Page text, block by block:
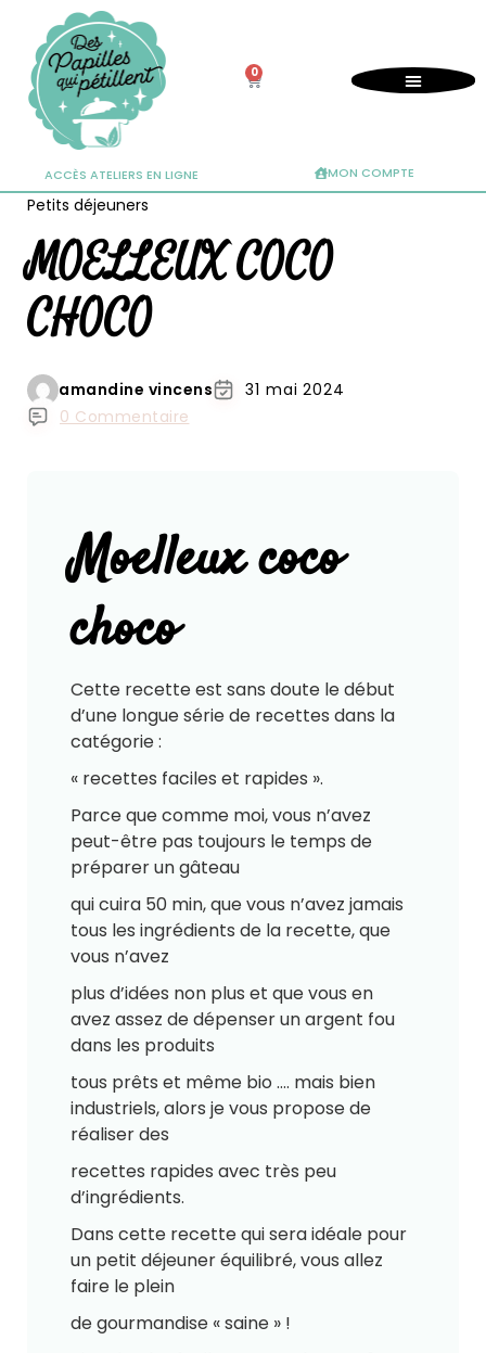
0
ACCÈS ATELIERS EN LIGNE MON COMPTE
Petits déjeuners
MOELLEUX COCO
CHOCO
amandine vincens
31 mai 2024
0 Commentaire
Moelleux coco
choco
Cette recette est sans doute le début
d’une longue série de recettes dans la
catégorie :
« recettes faciles et rapides ».
Parce que comme moi, vous n’avez
peut-être pas toujours le temps de
préparer un gâteau
qui cuira 50 min, que vous n’avez jamais
tous les ingrédients de la recette, que
vous n’avez
plus d’idées non plus et que vous en
avez assez de dépenser un argent fou
dans les produits
tous prêts et même bio …. mais bien
industriels, alors je vous propose de
réaliser des
recettes rapides avec très peu
d’ingrédients.
Dans cette recette qui sera idéale pour
un petit déjeuner équilibré, vous allez
faire le plein
de gourmandise « saine » !